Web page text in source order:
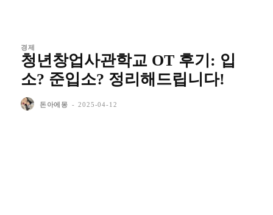
경제
청년창업사관학교 OT 후기: 입
소? 준입소? 정리해드립니다!
돈아에몽 - 2025-04-12